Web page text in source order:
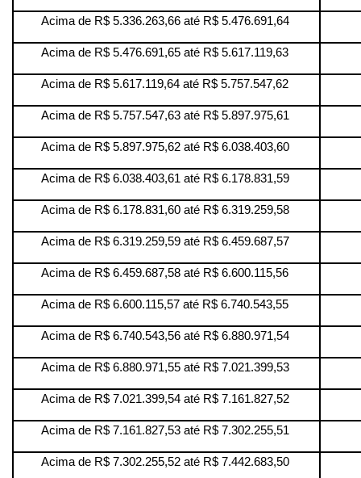
Acima de R$ 5.336.263,66 até R$ 5.476.691,64
Acima de R$ 5.476.691,65 até R$ 5.617.119,63
Acima de R$ 5.617.119,64 até R$ 5.757.547,62
Acima de R$ 5.757.547,63 até R$ 5.897.975,61
Acima de R$ 5.897.975,62 até R$ 6.038.403,60
Acima de R$ 6.038.403,61 até R$ 6.178.831,59
Acima de R$ 6.178.831,60 até R$ 6.319.259,58
Acima de R$ 6.319.259,59 até R$ 6.459.687,57
Acima de R$ 6.459.687,58 até R$ 6.600.115,56
Acima de R$ 6.600.115,57 até R$ 6.740.543,55
Acima de R$ 6.740.543,56 até R$ 6.880.971,54
Acima de R$ 6.880.971,55 até R$ 7.021.399,53
Acima de R$ 7.021.399,54 até R$ 7.161.827,52
Acima de R$ 7.161.827,53 até R$ 7.302.255,51
Acima de R$ 7.302.255,52 até R$ 7.442.683,50